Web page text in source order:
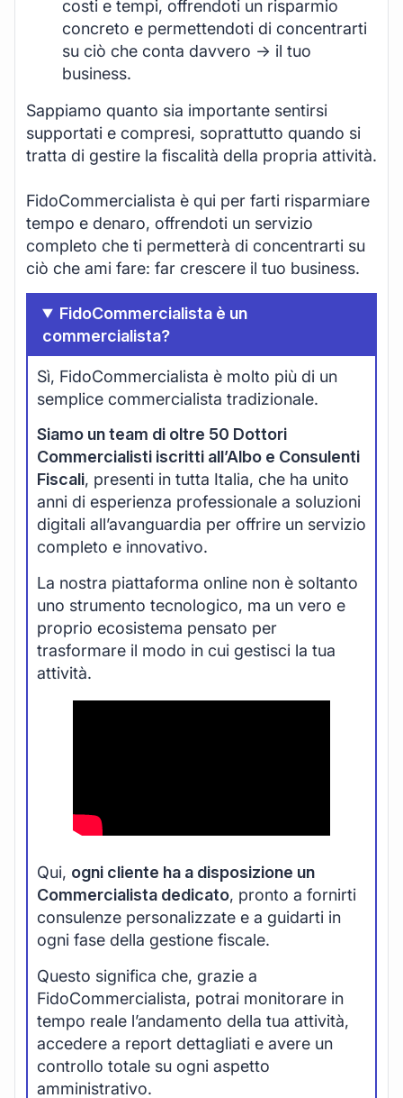
costi e tempi, offrendoti un risparmio
concreto e permettendoti di concentrarti
su ciò che conta davvero -> il tuo
business.
Sappiamo quanto sia importante sentirsi
supportati e compresi, soprattutto quando si
tratta di gestire la fiscalità della propria attività.
FidoCommercialista è qui per farti risparmiare
tempo e denaro, offrendoti un servizio
completo che ti permetterà di concentrarti su
ciò che ami fare: far crescere il tuo business.
FidoCommercialista è un
commercialista?
Sì, FidoCommercialista è molto più di un
semplice commercialista tradizionale.
Siamo un team di oltre 50 Dottori
Commercialisti iscritti all’Albo e Consulenti
Fiscali, presenti in tutta Italia, che ha unito
anni di esperienza professionale a soluzioni
digitali all’avanguardia per offrire un servizio
completo e innovativo.
La nostra piattaforma online non è soltanto
uno strumento tecnologico, ma un vero e
proprio ecosistema pensato per
trasformare il modo in cui gestisci la tua
attività.
Qui, ogni cliente ha a disposizione un
Commercialista dedicato, pronto a fornirti
consulenze personalizzate e a guidarti in
ogni fase della gestione fiscale.
Questo significa che, grazie a
FidoCommercialista, potrai monitorare in
tempo reale l’andamento della tua attività,
accedere a report dettagliati e avere un
controllo totale su ogni aspetto
amministrativo.